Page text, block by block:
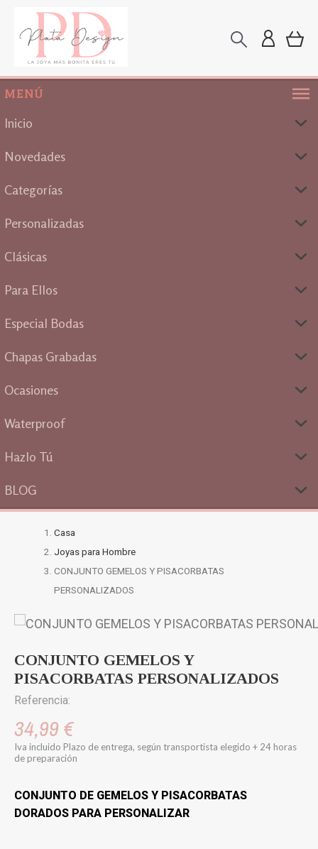
MENÚ
Inicio
Novedades
Categorías
Personalizadas
Clásicas
Para Ellos
Especial Bodas
Chapas Grabadas
Ocasiones
Waterproof
Hazlo Tú
BLOG
Casa
Joyas para Hombre
CONJUNTO GEMELOS Y PISACORBATAS
PERSONALIZADOS
CONJUNTO GEMELOS Y
PISACORBATAS PERSONALIZADOS
Referencia:
34,99 €
Iva incluido Plazo de entrega, según transportista elegido + 24 horas
de preparación
CONJUNTO DE GEMELOS Y PISACORBATAS
DORADOS PARA PERSONALIZAR